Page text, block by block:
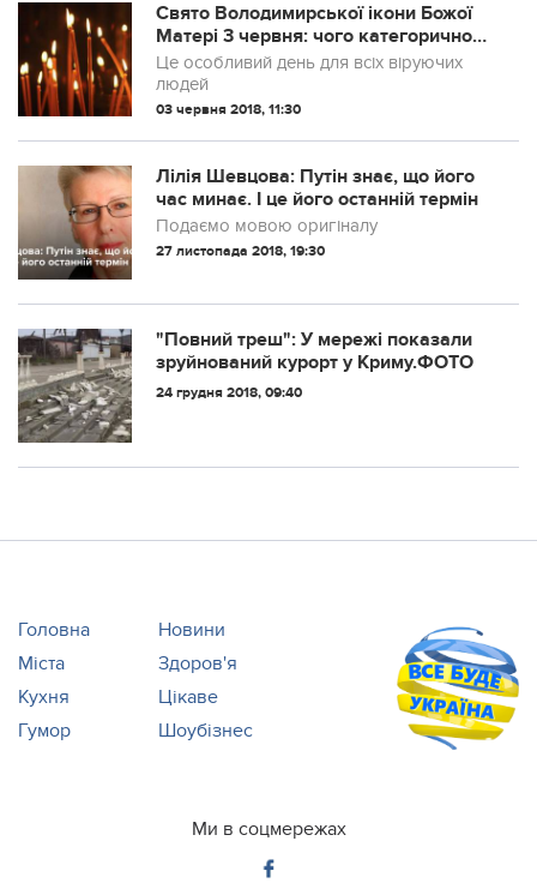
Свято Володимирської ікони Божої
Матері 3 червня: чого категорично
не можна робити
Це особливий день для всіх віруючих
людей
03 червня 2018, 11:30
Лілія Шевцова: Путін знає, що його
час минає. І це його останній термін
Подаємо мовою оригіналу
27 листопада 2018, 19:30
"Повний треш": У мережі показали
зруйнований курорт у Криму.ФОТО
24 грудня 2018, 09:40
Головна
Новини
Міста
Здоров'я
Кухня
Цікаве
Гумор
Шоубізнес
Ми в соцмережах